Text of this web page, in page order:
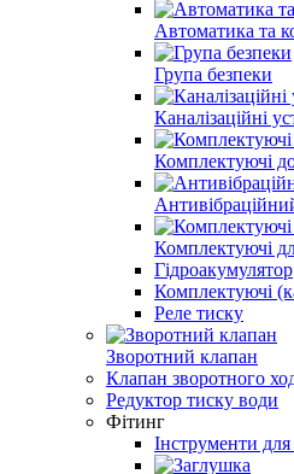
Автоматика та
Група безпеки
Каналізаційні
Комплектуючі
Комплектуючі
Гідроакумулятор
Комплектуючі
Реле тиску
Зворотний клапан
Клапан зворотного
Редуктор тиску води
Фітинг
Інструменти